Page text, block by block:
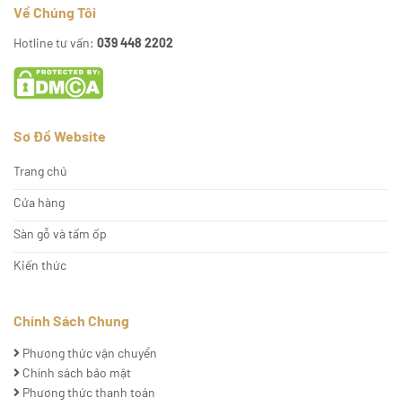
Về Chúng Tôi
Hotline tư vấn: 039 448 2202
Sơ Đồ Website
Trang chủ
Cửa hàng
Sàn gỗ và tấm ốp
Kiến thức
Chính Sách Chung
Phương thức vận chuyển
Chính sách bảo mật
Phương thức thanh toán